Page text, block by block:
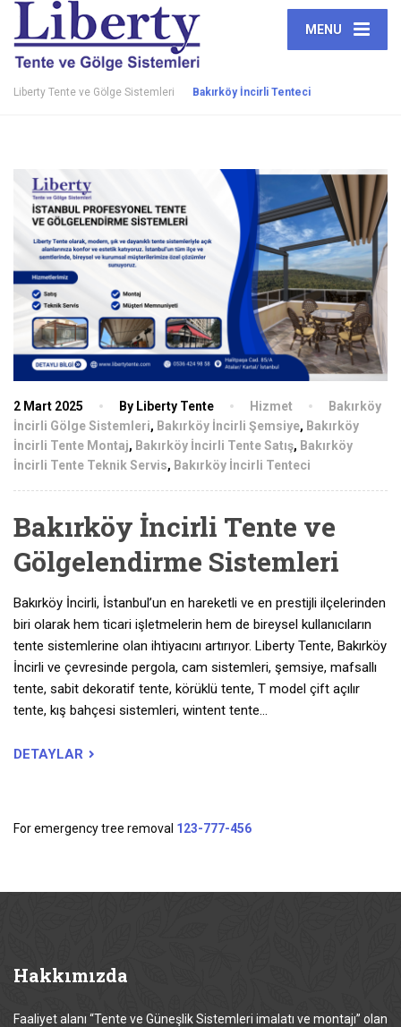
MENU
Liberty Tente ve Gölge Sistemleri Bakırköy İncirli Tenteci
2 Mart 2025 By Liberty Tente Hizmet
Bakırköy
İncirli Gölge Sistemleri, Bakırköy İncirli Şemsiye, Bakırköy
İncirli Tente Montaj, Bakırköy İncirli Tente Satış, Bakırköy
İncirli Tente Teknik Servis, Bakırköy İncirli Tenteci
Bakırköy İncirli Tente ve
Gölgelendirme Sistemleri
Bakırköy İncirli, İstanbul’un en hareketli ve en prestijli ilçelerinden
biri olarak hem ticari işletmelerin hem de bireysel kullanıcıların
tente sistemlerine olan ihtiyacını artırıyor. Liberty Tente, Bakırköy
İncirli ve çevresinde pergola, cam sistemleri, şemsiye, mafsallı
tente, sabit dekoratif tente, körüklü tente, T model çift açılır
tente, kış bahçesi sistemleri, wintent tente…
DETAYLAR
For emergency tree removal 123-777-456
Hakkımızda
Faaliyet alanı “Tente ve Güneşlik Sistemleri imalatı ve montajı” olan